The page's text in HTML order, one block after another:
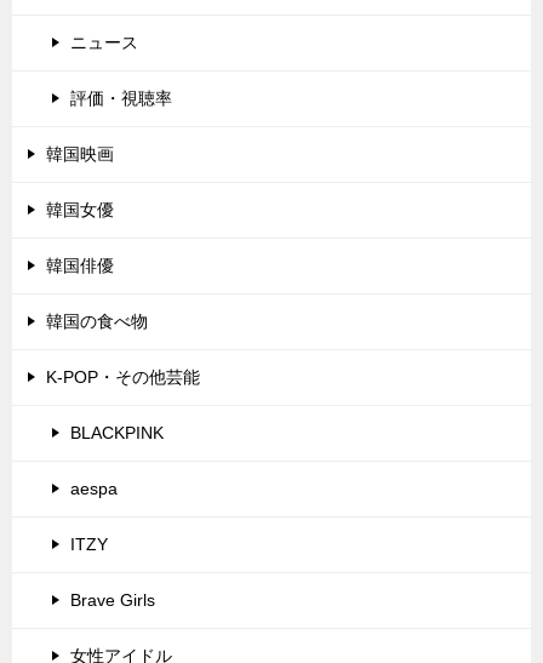
ニュース
評価・視聴率
韓国映画
韓国女優
韓国俳優
韓国の食べ物
K-POP・その他芸能
BLACKPINK
aespa
ITZY
Brave Girls
女性アイドル